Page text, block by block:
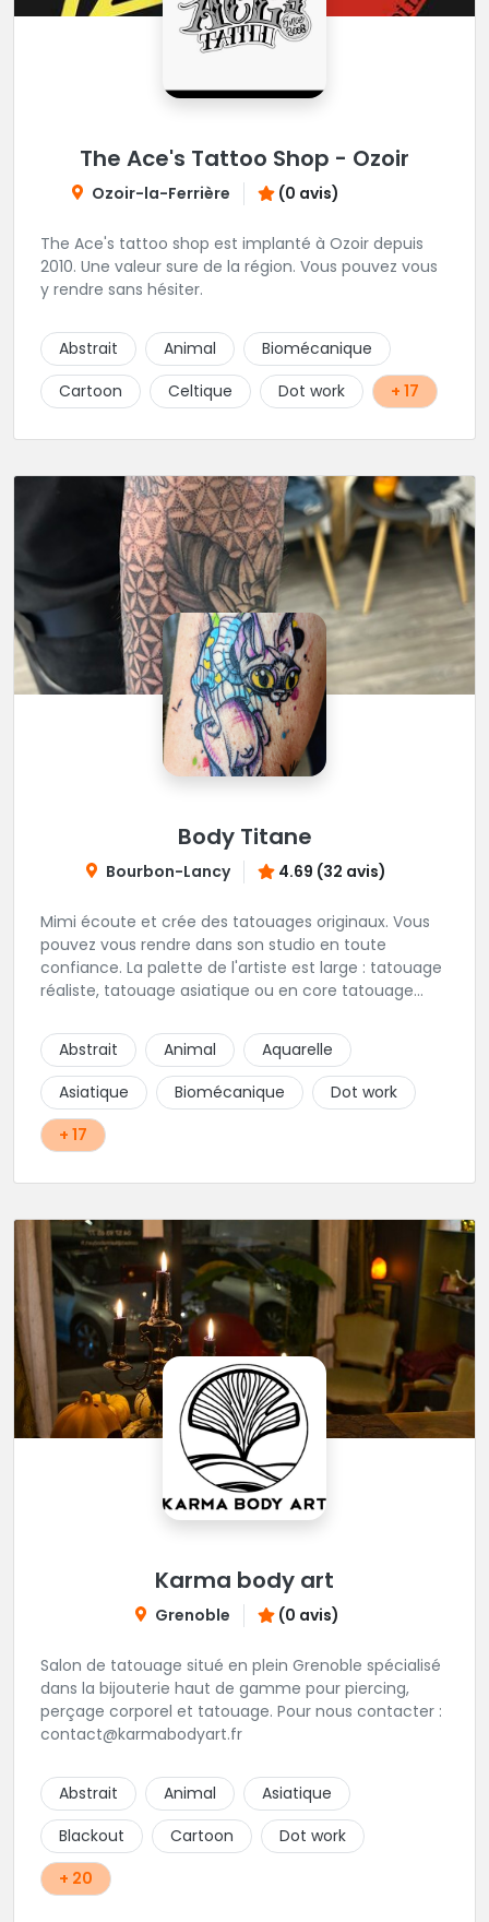
The Ace's Tattoo Shop - Ozoir
Ozoir-la-Ferrière (0 avis)
The Ace's tattoo shop est implanté à Ozoir depuis
2010. Une valeur sure de la région. Vous pouvez vous
y rendre sans hésiter.
Abstrait Animal
Biomécanique
Cartoon
Celtique Dot work + 17
Body Titane
Bourbon-Lancy 4.69 (32 avis)
Mimi écoute et crée des tatouages originaux. Vous
pouvez vous rendre dans son studio en toute
confiance. La palette de l'artiste est large : tatouage
réaliste, tatouage asiatique ou en core tatouage
construire un projet qui vous ressemble.
Abstrait Animal
Aquarelle
Asiatique
Biomécanique
Dot work
+ 17
Karma body art
Grenoble (0 avis)
Salon de tatouage situé en plein Grenoble spécialisé
dans la bijouterie haut de gamme pour piercing,
perçage corporel et tatouage. Pour nous contacter :
contact@karmabodyart.fr
Abstrait Animal
Asiatique
Blackout
Cartoon
Dot work
+ 20